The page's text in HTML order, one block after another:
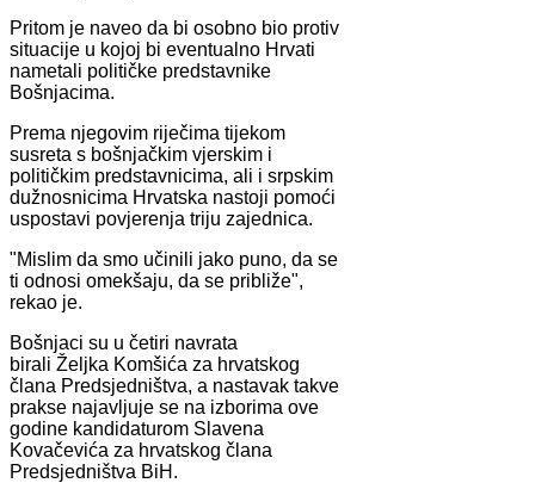
Pritom je naveo da bi osobno bio protiv
situacije u kojoj bi eventualno Hrvati
nametali političke predstavnike
Bošnjacima.
Prema njegovim riječima tijekom
susreta s bošnjačkim vjerskim i
političkim predstavnicima, ali i srpskim
dužnosnicima Hrvatska nastoji pomoći
uspostavi povjerenja triju zajednica.
"Mislim da smo učinili jako puno, da se
ti odnosi omekšaju, da se približe",
rekao je.
Bošnjaci su u četiri navrata
birali Željka Komšića za hrvatskog
člana Predsjedništva, a nastavak takve
prakse najavljuje se na izborima ove
godine kandidaturom Slavena
Kovačevića za hrvatskog člana
Predsjedništva BiH.